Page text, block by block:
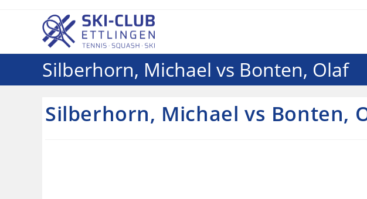
Silberhorn, Michael vs Bonten, Olaf
Silberhorn, Michael vs Bonten,